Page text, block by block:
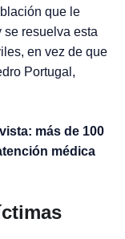
que le
se resuelva esta
en vez de que
Portugal,
más de 100
médica